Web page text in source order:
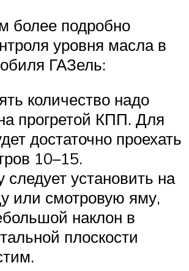
более подробно
уровня масла в
ГАЗель:
количество надо
прогретой КПП. Для
достаточно проехать
10–15.
установить на
или смотровую яму,
наклон в
плоскости